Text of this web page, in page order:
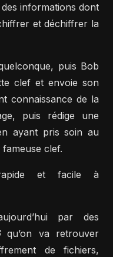
informations dont
et déchiffrer la
puis Bob
clef et envoie son
connaissance de la
puis rédige une
ayant pris soin au
clef.
et facile à
par des
qu’on va retrouver
de fichiers,